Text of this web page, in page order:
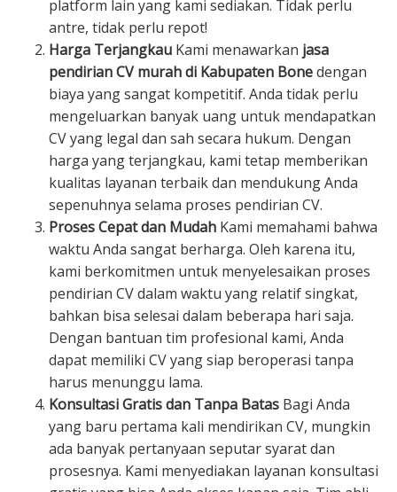
platform lain yang kami sediakan. Tidak perlu
antre, tidak perlu repot!
Harga Terjangkau Kami menawarkan jasa
pendirian CV murah di Kabupaten Bonedengan
biaya yang sangat kompetitif. Anda tidak perlu
mengeluarkan banyak uang untuk mendapatkan
CV yang legal dan sah secara hukum. Dengan
harga yang terjangkau, kami tetap memberikan
kualitas layanan terbaik dan mendukung Anda
sepenuhnya selama proses pendirian CV.
Proses Cepat dan Mudah Kami memahami bahwa
waktu Anda sangat berharga. Oleh karena itu,
kami berkomitmen untuk menyelesaikan proses
pendirian CV dalam waktu yang relatif singkat,
bahkan bisa selesai dalam beberapa hari saja.
Dengan bantuan tim profesional kami, Anda
dapat memiliki CV yang siap beroperasi tanpa
harus menunggu lama.
Konsultasi Gratis dan Tanpa Batas Bagi Anda
yang baru pertama kali mendirikan CV, mungkin
ada banyak pertanyaan seputar syarat dan
prosesnya. Kami menyediakan layanan konsultasi